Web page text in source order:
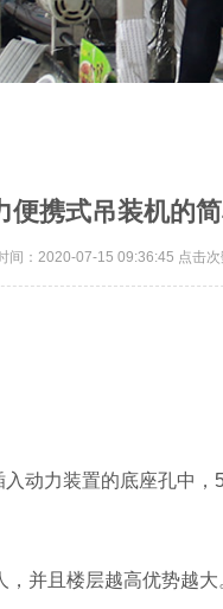
便携式吊装机的
间：2020-07-15 09:36:45 点击
动力装置的底座孔中，5
并且楼层越高优势越大